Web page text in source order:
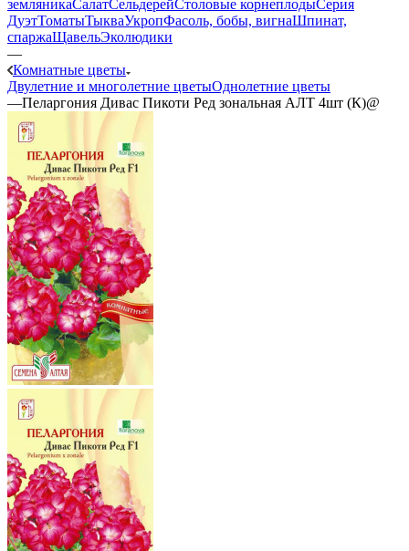
земляникаСалатСельдерейСтоловые корнеплодыСерия
ДуэтТоматыТыкваУкропФасоль, бобы, вигнаШпинат,
спаржаЩавельЭколюдики
—
Комнатные цветы
Двулетние и многолетние цветыОднолетние цветы
—Пеларгония Дивас Пикоти Ред зональная АЛТ 4шт (К)@